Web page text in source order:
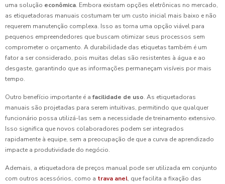
uma solução econômica. Embora existam opções eletrônicas no mercado,
as etiquetadoras manuais costumam ter um custo inicial mais baixo e não
requerem manutenção complexa. Isso as torna uma opção viável para
pequenos empreendedores que buscam otimizar seus processos sem
comprometer o orçamento. A durabilidade das etiquetas também é um
fator a ser considerado, pois muitas delas são resistentes à água e ao
desgaste, garantindo que as informações permaneçam visíveis por mais
tempo.
Outro benefício importante é a facilidade de uso. As etiquetadoras
manuais são projetadas para serem intuitivas, permitindo que qualquer
funcionário possa utilizá-las sem a necessidade de treinamento extensivo.
Isso significa que novos colaboradores podem ser integrados
rapidamente à equipe, sem a preocupação de que a curva de aprendizado
impacte a produtividade do negócio.
Ademais, a etiquetadora de preços manual pode ser utilizada em conjunto
com outros acessórios, como a trava anel, que facilita a fixação das